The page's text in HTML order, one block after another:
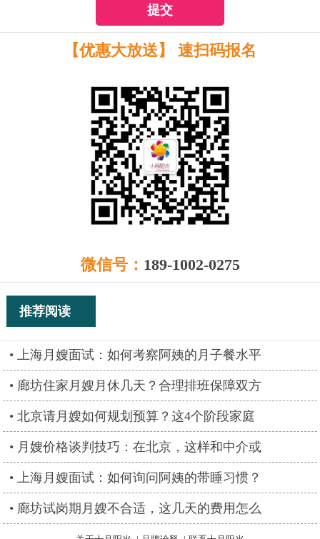
提交
【优惠大放送】 速扫码报名
微信号： 189-1002-0275
推荐阅读
上海月嫂面试：如何考察阿姨的月子餐水平
廊坊住家月嫂月休几天？合理排班保障双方
北京请月嫂如何规划预算？这4个阶段家庭
月嫂价格谈判技巧：在北京，这样和中介或
上海月嫂面试：如何询问阿姨的带睡习惯？
廊坊试岗期月嫂不合适，这几天的费用怎么